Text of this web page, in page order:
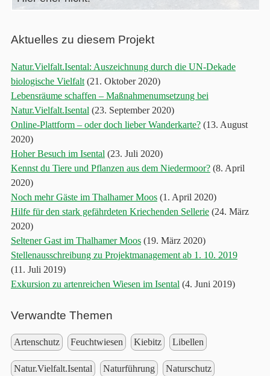
Aktuelles zu diesem Projekt
Natur.Vielfalt.Isental: Auszeichnung durch die UN-Dekade
biologische Vielfalt(21. Oktober 2020)
Lebensräume schaffen – Maßnahmenumsetzung bei
Natur.Vielfalt.Isental (23. September 2020)
Online-Plattform – oder doch lieber Wanderkarte?(13. August
2020)
Hoher Besuch im Isental (23. Juli 2020)
Kennst du Tiere und Pflanzen aus dem Niedermoor?(8. April
2020)
Noch mehr Gäste im Thalhamer Moos(1. April 2020)
Hilfe für den stark gefährdeten Kriechenden Sellerie(24. März
2020)
Seltener Gast im Thalhamer Moos(19. März 2020)
Stellenausschreibung zu Projektmanagement ab 1. 10. 2019
(11. Juli 2019)
Exkursion zu artenreichen Wiesen im Isental (4. Juni 2019)
Verwandte Themen
Artenschutz Feuchtwiesen Kiebitz Libellen
Natur.Vielfalt.Isental Naturführung Naturschutz